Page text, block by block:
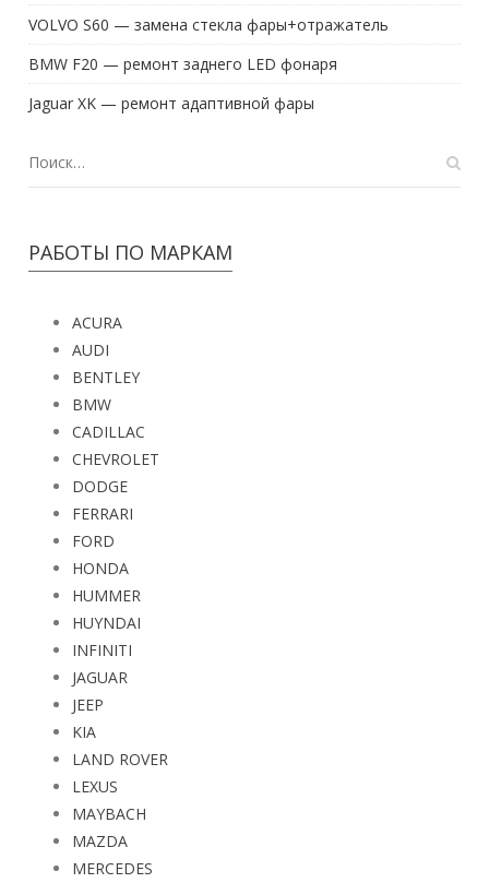
VOLVO S60 — замена стекла фары+отражатель
BMW F20 — ремонт заднего LED фонаря
Jaguar XK — ремонт адаптивной фары
РАБОТЫ ПО МАРКАМ
ACURA
AUDI
BENTLEY
BMW
CADILLAC
CHEVROLET
DODGE
FERRARI
FORD
HONDA
HUMMER
HUYNDAI
INFINITI
JAGUAR
JEEP
KIA
LAND ROVER
LEXUS
MAYBACH
MAZDA
MERCEDES